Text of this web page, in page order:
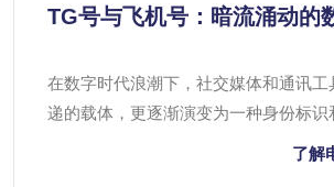
TG号与飞机号：暗流涌动的
在数字时代浪潮下，社交媒体和通讯
递的载体，更逐渐演变为一种身份标识
Telegram（TG）和Telegram Air（通
了解